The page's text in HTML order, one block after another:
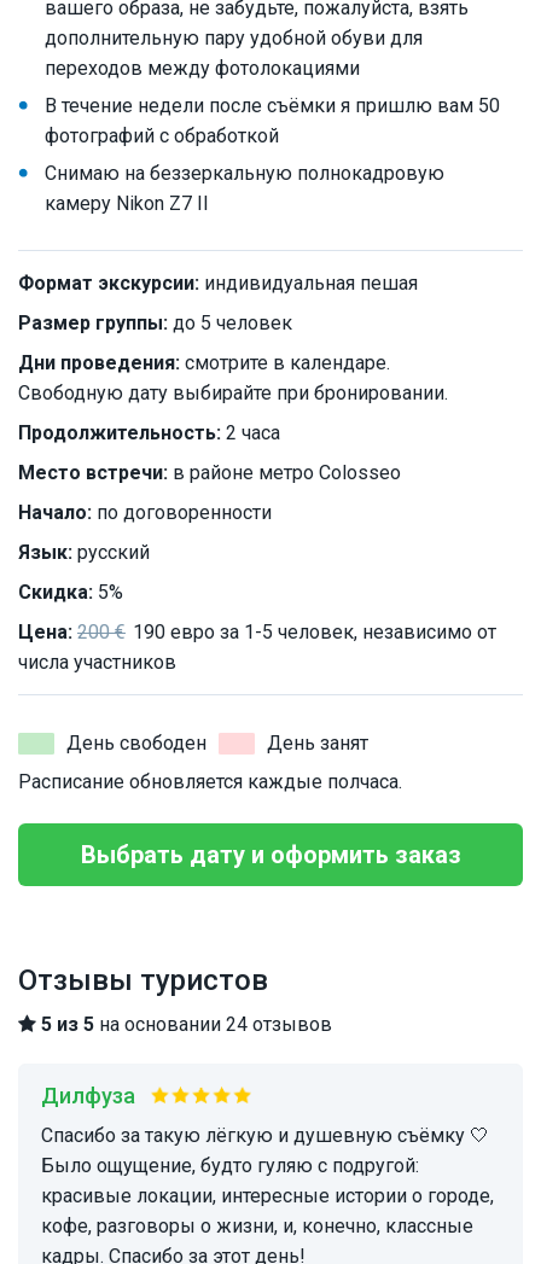
вашего образа, не забудьте, пожалуйста, взять
дополнительную пару удобной обуви для
переходов между фотолокациями
В течение недели после съёмки я пришлю вам 50
фотографий с обработкой
Снимаю на беззеркальную полнокадровую
камеру Nikon Z7 II
Формат экскурсии: индивидуальная пешая
Размер группы: до 5 человек
Дни проведения: смотрите в календаре.
Свободную дату выбирайте при бронировании.
Продолжительность: 2 часа
Место встречи: в районе метро Colosseo
Начало: по договоренности
Язык: русский
Скидка: 5%
Цена: 200 € 190 евро за 1-5 человек, независимо от
числа участников
День свободен
День занят
Расписание обновляется каждые полчаса.
Выбрать дату и оформить заказ
Отзывы туристов
5 из 5 на основании 24 отзывов
Дилфуза
Спасибо за такую лёгкую и душевную съёмку 🤍
Было ощущение, будто гуляю с подругой:
красивые локации, интересные истории о городе,
кофе, разговоры о жизни, и, конечно, классные
кадры. Спасибо за этот день!